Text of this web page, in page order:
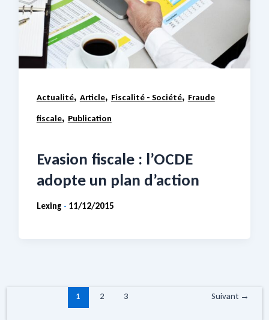
Actualité, Article, Fiscalité - Société, Fraude
fiscale, Publication
Evasion fiscale : l’OCDE
adopte un plan d’action
Lexing - 11/12/2015
1 2 3 Suivant →